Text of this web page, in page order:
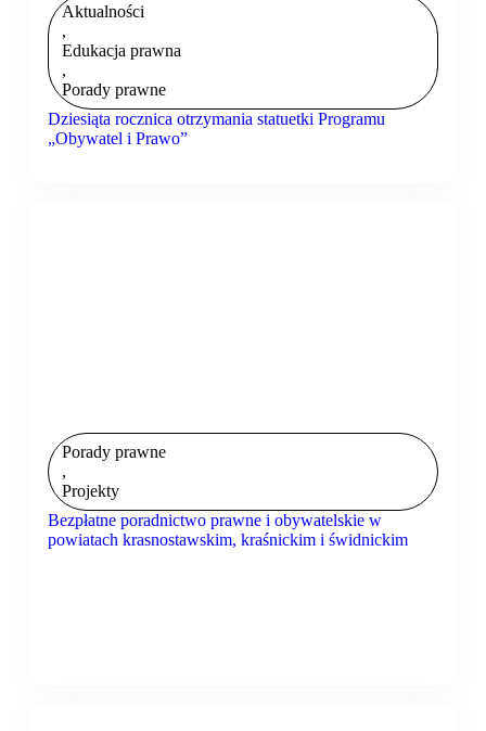
Aktualności
,
Edukacja prawna
,
Porady prawne
Dziesiąta rocznica otrzymania statuetki Programu
„Obywatel i Prawo”
Porady prawne
,
Projekty
Bezpłatne poradnictwo prawne i obywatelskie w
powiatach krasnostawskim, kraśnickim i świdnickim